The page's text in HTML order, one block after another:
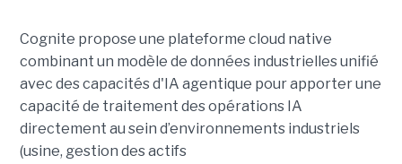
Cognite propose une plateforme cloud native
combinant un modèle de données industrielles unifié
avec des capacités d'IA agentique pour apporter une
capacité de traitement des opérations IA
directement au sein d’environnements industriels
(usine, gestion des actifs